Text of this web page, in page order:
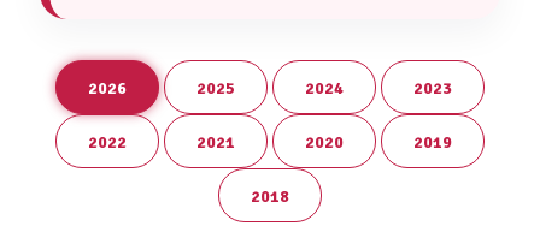
2026 2025 2024 2023
2022 2021 2020 2019
2018